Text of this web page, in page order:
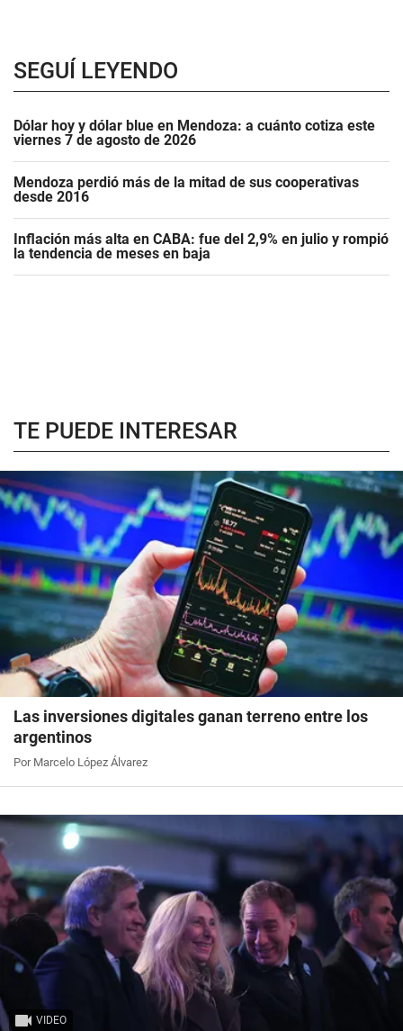
SEGUÍ LEYENDO
Dólar hoy y dólar blue en Mendoza: a cuánto cotiza este
viernes 7 de agosto de 2026
Mendoza perdió más de la mitad de sus cooperativas
desde 2016
Inflación más alta en CABA: fue del 2,9% en julio y rompió
la tendencia de meses en baja
TE PUEDE INTERESAR
Las inversiones digitales ganan terreno entre los
argentinos
Por Marcelo López Álvarez
VIDEO